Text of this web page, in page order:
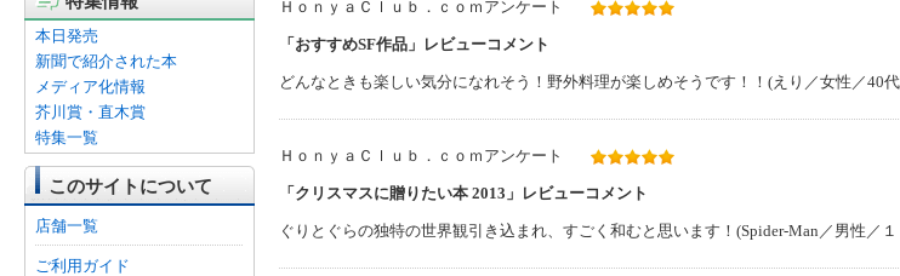
本日発売
新聞で紹介された本
メディア化情報
芥川賞・直木賞
特集一覧
このサイトについて
店舗一覧
ご利用ガイド
ＨｏｎｙａＣｌｕｂ．ｃｏｍアンケート
「おすすめSF作品」レビューコメント
どんなときも楽しい気分になれそう！野外料理が楽しめそうです！！(えり／女性／40
ＨｏｎｙａＣｌｕｂ．ｃｏｍアンケート
「クリスマスに贈りたい本 2013」レビューコメント
ぐりとぐらの独特の世界観引き込まれ、すごく和むと思います！(Spider-Man／男性／